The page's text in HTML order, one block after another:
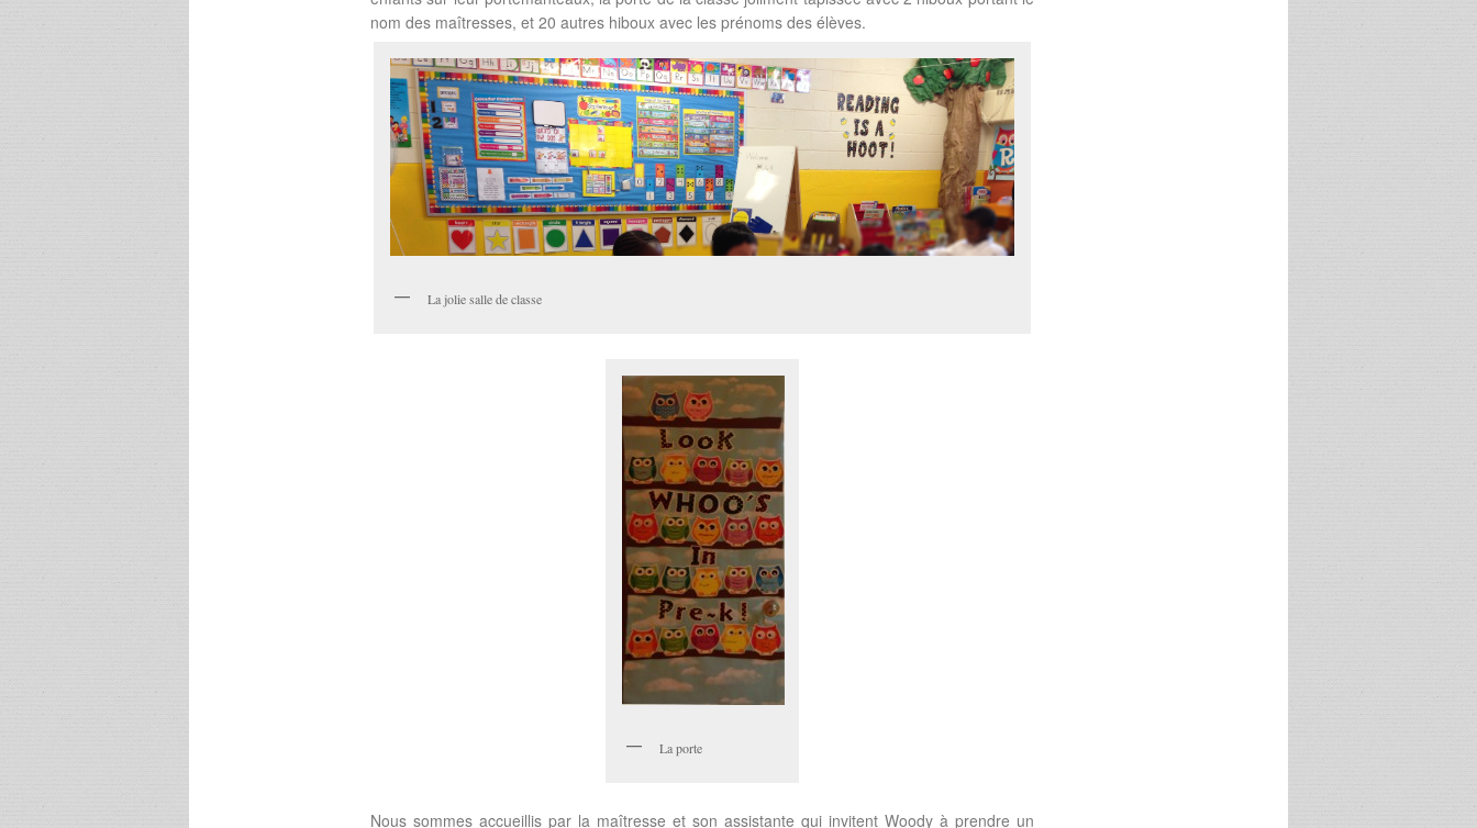
nom des maîtresses, et 20 autres hiboux avec les prénoms des élèves.
La jolie salle de classe
La porte
Nous sommes accueillis par la maîtresse et son assistante qui invitent Woody à prendre un